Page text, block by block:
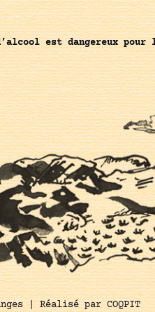
est dangereux pour
|Réalisé par COQPIT